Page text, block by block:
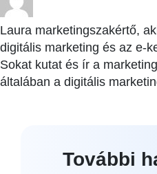
Laura marketingszakértő,
digitális marketing és az e-
Sokat kutat és ír a
általában a digitális
További